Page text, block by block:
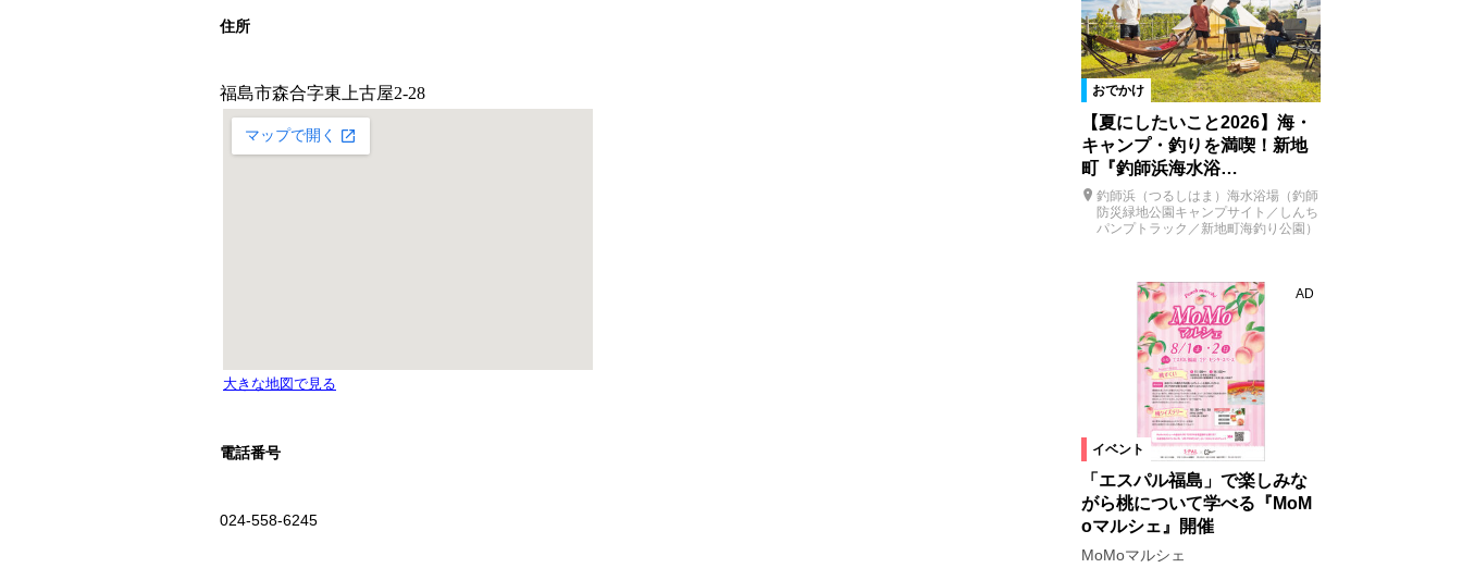
住所
電話番号
024-558-6245
おでかけ
【夏にしたいこと2026】海・
キャンプ・釣りを満喫！新地
町『釣師浜海水浴…
釣師浜（つるしはま）海水浴場（釣師
防災緑地公園キャンプサイト／しんち
パンプトラック／新地町海釣り公園）
イベント
AD
「エスパル福島」で楽しみな
がら桃について学べる『MoM
oマルシェ』開催
MoMoマルシェ